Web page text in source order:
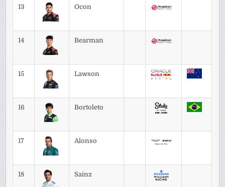
13 Ocon
14 Bearman
15 Lawson
16 Bortoleto
17 Alonso
18 Sainz